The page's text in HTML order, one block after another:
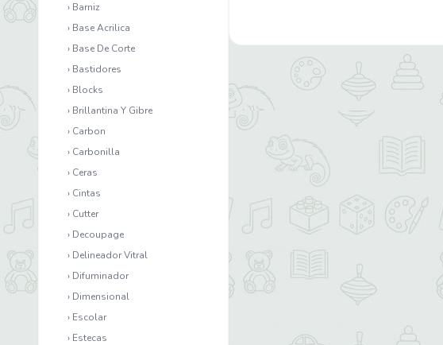
› Barniz
› Base Acrilica
› Base De Corte
› Bastidores
› Blocks
› Brillantina Y Gibre
› Carbon
› Carbonilla
› Ceras
› Cintas
› Cutter
› Decoupage
› Delineador Vitral
› Difuminador
› Dimensional
› Escolar
› Estecas